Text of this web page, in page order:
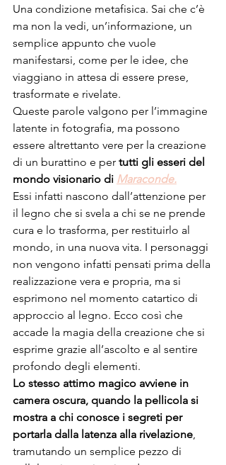
Una condizione metafisica. Sai che c’è
ma non la vedi, un’informazione, un
semplice appunto che vuole
manifestarsi, come per le idee, che
viaggiano in attesa di essere prese,
trasformate e rivelate.
Queste parole valgono per l’immagine
latente in fotografia, ma possono
essere altrettanto vere per la creazione
di un burattino e per tutti gli esseri del
mondo visionario di Maraconde.
Essi infatti nascono dall’attenzione per
il legno che si svela a chi se ne prende
cura e lo trasforma, per restituirlo al
mondo, in una nuova vita. I personaggi
non vengono infatti pensati prima della
realizzazione vera e propria, ma si
esprimono nel momento catartico di
approccio al legno. Ecco così che
accade la magia della creazione che si
esprime grazie all’ascolto e al sentire
profondo degli elementi.
Lo stesso attimo magico avviene in
camera oscura, quando la pellicola si
mostra a chi conosce i segreti per
portarla dalla latenza alla rivelazione,
tramutando un semplice pezzo di